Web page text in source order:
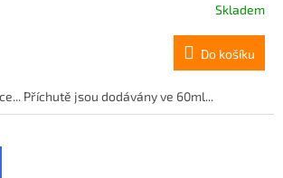
Skladem
Do košíku
Příchutě jsou dodávány ve 60ml...